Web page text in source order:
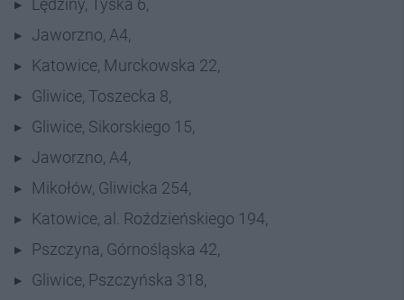
Lędziny, Tyska 6,
Jaworzno, A4,
Katowice, Murckowska 22,
Gliwice, Toszecka 8,
Gliwice, Sikorskiego 15,
Jaworzno, A4,
Mikołów, Gliwicka 254,
Katowice, al. Roździeńskiego 194,
Pszczyna, Górnośląska 42,
Gliwice, Pszczyńska 318,